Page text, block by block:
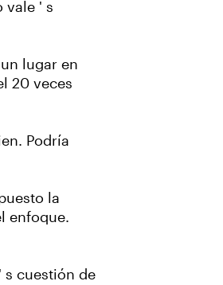
vale ' s
lugar en
20 veces
Podría
la
enfoque.
s cuestión de